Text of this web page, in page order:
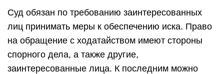
Суд обязан по требованию заинтересованных
лиц принимать меры к обеспечению иска. Право
на обращение с ходатайством имеют стороны
спорного дела, а также другие,
заинтересованные лица. К последним можно